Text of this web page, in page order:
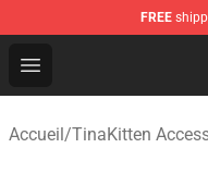
FREE
Open menu
TinaKitten Shop -
Accueil/TinaKitten